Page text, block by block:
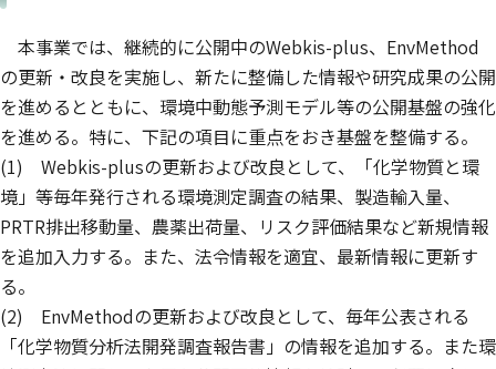
本事業では、継続的に公開中のWebkis-plus、EnvMethod
の更新・改良を実施し、新たに整備した情報や研究成果の公開
を進めるとともに、環境中動態予測モデル等の公開基盤の強化
を進める。特に、下記の項目に重点をおき基盤を整備する。
(1) Webkis-plusの更新および改良として、「化学物質と環
境」等毎年発行される環境測定調査の結果、製造輸入量、
PRTR排出移動量、農薬出荷量、リスク評価結果など新規情報
を追加入力する。また、法令情報を適宜、最新情報に更新す
る。
(2) EnvMethodの更新および改良として、毎年公表される
「化学物質分析法開発調査報告書」の情報を追加する。また環